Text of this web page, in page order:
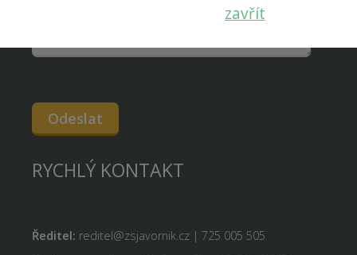
zavřít
Odeslat
RYCHLÝ KONTAKT
Ředitel: reditel@zsjavornik.cz | 725 005 505